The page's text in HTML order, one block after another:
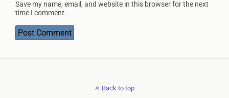
Save my name, email, and website in this browser for the next
time I comment.
Back to top